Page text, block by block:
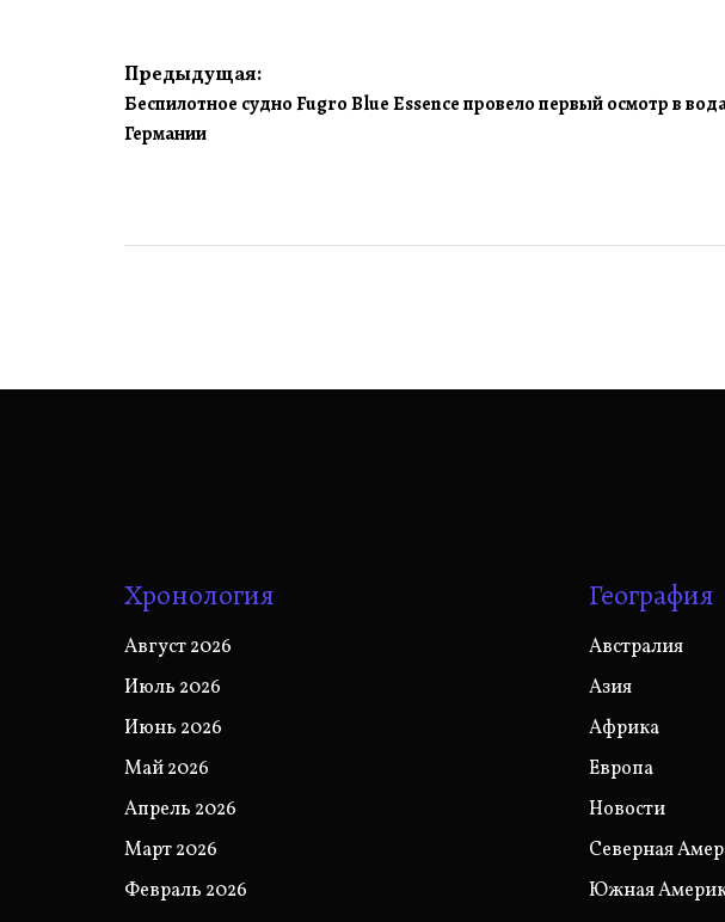
Навигация
по
Предыдущая:
Беспилотное судно Fugro Blue Essence провело первый осмотр в
Германии
Хронология
Август 2026
Июль 2026
Июнь 2026
Май 2026
Апрель 2026
Март 2026
Февраль 2026
География
Австралия
Азия
Африка
Европа
Новости
Северная
Южная